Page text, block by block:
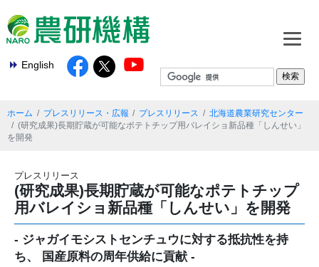
English
ホーム プレスリリース・広報 プレスリリース
北海道農業研究センター
(研究成果)長期貯蔵が可能なポテトチップ用バレイショ新品種「しんせい」
を開発
プレスリリース
(研究成果)長期貯蔵が可能なポテトチップ
用バレイショ新品種「しんせい」を開発
- ジャガイモシストセンチュウに対する抵抗性を持
ち、 国産原料の周年供給に貢献 -